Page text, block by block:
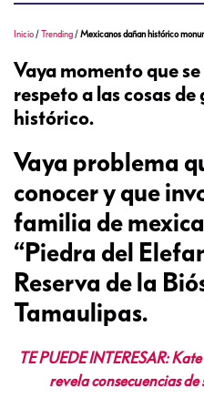
Inicio /Trending /Mexicanos dañan histórico
Vaya momento que
respeto a las cosas
histórico.
Vaya problema
conocer y que
familia de
“Piedra del
Reserva de la
Tamaulipas.
TE PUEDE INTERESAR:
revela consecuencias de